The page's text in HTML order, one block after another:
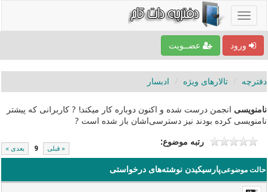
ورود عضــویت
دفترچه تالارهای ویژه ادبسار
نامنویسی انجمن درست شده و اکنون دوباره کار میکند! ? کاربرانی که پیشتر
نامنویسی کرده بودند نیز دسترسی‌اشان باز شده است ?
« قبلی 9 بعدی »
رتبه موضوع:
حالت موضوعیپارسیکیدن نوشته‌های درخواستی